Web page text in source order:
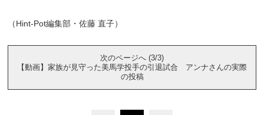
（Hint-Pot編集部・佐藤 直子）
次のページへ (3/3)
【動画】家族が見守った美馬学投手の引退試合 アンナさんの実際
の投稿